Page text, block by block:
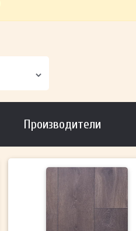
Производители